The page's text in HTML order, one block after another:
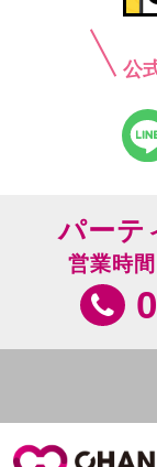
公
パーテ
営業時